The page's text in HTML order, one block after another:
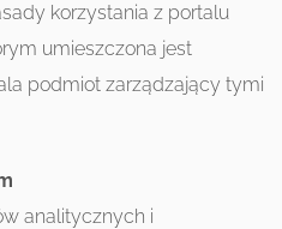
korzystania z portalu
umieszczona jest
podmiot zarządzający tymi
analitycznych i